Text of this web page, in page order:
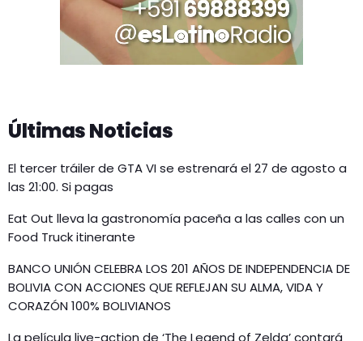
Últimas Noticias
El tercer tráiler de GTA VI se estrenará el 27 de agosto a
las 21:00. Si pagas
Eat Out lleva la gastronomía paceña a las calles con un
Food Truck itinerante
BANCO UNIÓN CELEBRA LOS 201 AÑOS DE INDEPENDENCIA DE
BOLIVIA CON ACCIONES QUE REFLEJAN SU ALMA, VIDA Y
CORAZÓN 100% BOLIVIANOS
La película live-action de ‘The Legend of Zelda’ contará